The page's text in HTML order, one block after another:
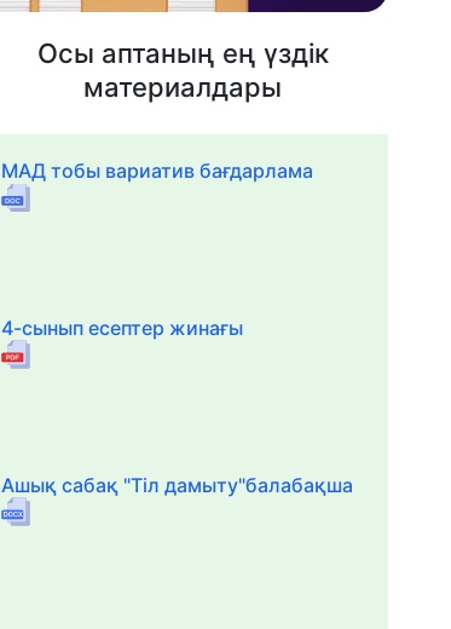
Осы аптаның ең үздік
материалдары
МАД тобы вариатив бағдарлама
4-сынып есептер жинағы
Ашық сабақ "Тіл дамыту"балабақша